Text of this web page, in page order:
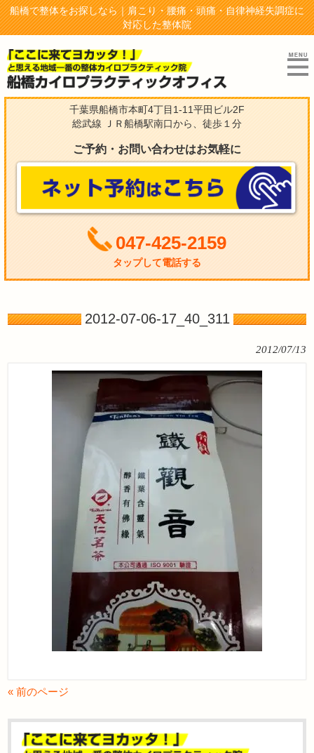
船橋で整体をお探しなら｜肩こり・腰痛・頭痛・自律神経失調症に
対応した整体院
千葉県船橋市本町4丁目1-11平田ビル2F
総武線 ＪＲ船橋駅南口から、徒歩１分
ご予約・お問い合わせはお気軽に
047-425-2159
タップして電話する
2012-07-06-17_40_311
2012/07/13
« 前のページ